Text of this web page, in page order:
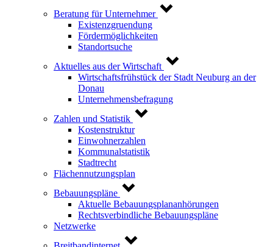
Beratung für Unternehmer
Existenzgruendung
Fördermöglichkeiten
Standortsuche
Aktuelles aus der Wirtschaft
Wirtschaftsfrühstück der Stadt Neuburg an der
Donau
Unternehmensbefragung
Zahlen und Statistik
Kostenstruktur
Einwohnerzahlen
Kommunalstatistik
Stadtrecht
Flächennutzungsplan
Bebauungspläne
Aktuelle Bebauungsplananhörungen
Rechtsverbindliche Bebauungspläne
Netzwerke